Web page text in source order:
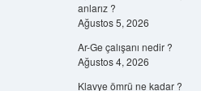
anlarız ?
Ağustos 5, 2026
Ar-Ge çalışanı nedir ?
Ağustos 4, 2026
Klavye ömrü ne kadar ?